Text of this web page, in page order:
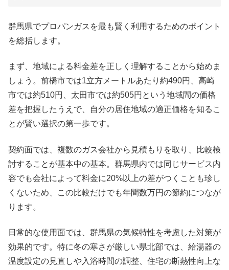
群馬県でプロパンガスを最も賢く利用するためのポイント
を総括します。
まず、地域による料金差を正しく理解することから始めま
しょう。前橋市では1立方メートルあたり約490円、高崎
市では約510円、太田市では約505円という地域間の価格
差を把握したうえで、自分の居住地域の適正価格を知るこ
とが賢い選択の第一歩です。
契約面では、複数のガス会社から見積もりを取り、比較検
討することが基本中の基本。群馬県内では同じサービス内
容でも会社によって料金に20%以上の差がつくことも珍し
くないため、この比較だけでも年間数万円の節約につなが
ります。
日常的な使用面では、群馬県の気候特性を考慮した対策が
効果的です。特に冬の寒さが厳しい県北部では、給湯器の
温度設定の見直しや入浴時間の調整、住宅の断熱性向上な